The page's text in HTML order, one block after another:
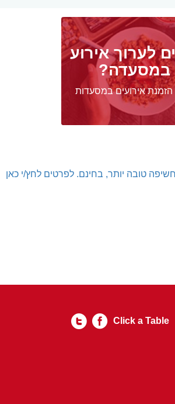
לערוך אירוע
במסעדה?
הזמנת אירועים במסעדות
טובה יותר, בחינם. לפרטים לחץ/י כאן
Click a Table